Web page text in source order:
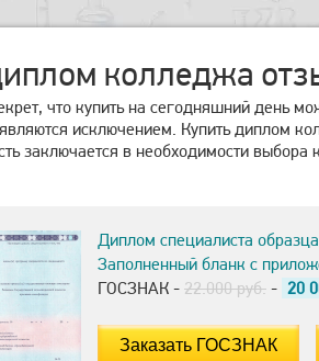
колледжа
что купить на сегодняшний день
исключением. Купить диплом
заключается в необходимости
Диплом специалиста
Заполненный бланк с
ГОСЗНАК - 22.000 руб. - 20